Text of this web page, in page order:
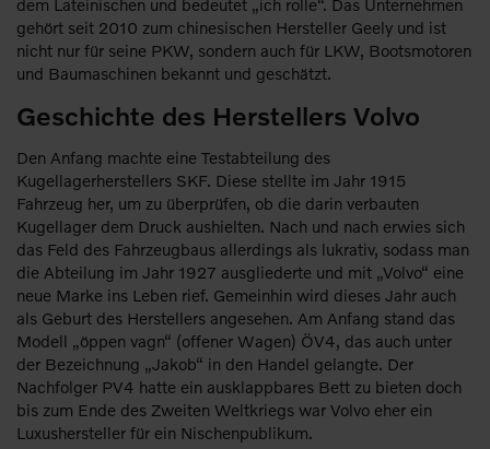
gehört seit 2010 zum chinesischen Hersteller Geely und ist
nicht nur für seine PKW, sondern auch für LKW, Bootsmotoren
und Baumaschinen bekannt und geschätzt.
Geschichte des Herstellers Volvo
Den Anfang machte eine Testabteilung des
Kugellagerherstellers SKF. Diese stellte im Jahr 1915
Fahrzeug her, um zu überprüfen, ob die darin verbauten
Kugellager dem Druck aushielten. Nach und nach erwies sich
das Feld des Fahrzeugbaus allerdings als lukrativ, sodass man
die Abteilung im Jahr 1927 ausgliederte und mit „Volvo“ eine
neue Marke ins Leben rief. Gemeinhin wird dieses Jahr auch
als Geburt des Herstellers angesehen. Am Anfang stand das
Modell „öppen vagn“ (offener Wagen) ÖV4, das auch unter
der Bezeichnung „Jakob“ in den Handel gelangte. Der
Nachfolger PV4 hatte ein ausklappbares Bett zu bieten doch
bis zum Ende des Zweiten Weltkriegs war Volvo eher ein
Luxushersteller für ein Nischenpublikum.